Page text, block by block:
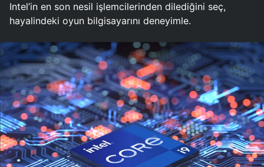
Intel’in en son nesil işlemcilerinden dilediğini seç,
hayalindeki oyun bilgisayarını deneyimle.